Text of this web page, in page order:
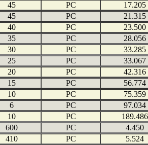
45 PC 17.205
45 PC 21.315
40 PC 23.500
35 PC 28.056
30 PC 33.285
25 PC 33.067
20 PC 42.316
15 PC 56.774
10 PC 75.359
6 PC 97.034
10 PC 189.486
600 PC 4.450
410 PC 5.524